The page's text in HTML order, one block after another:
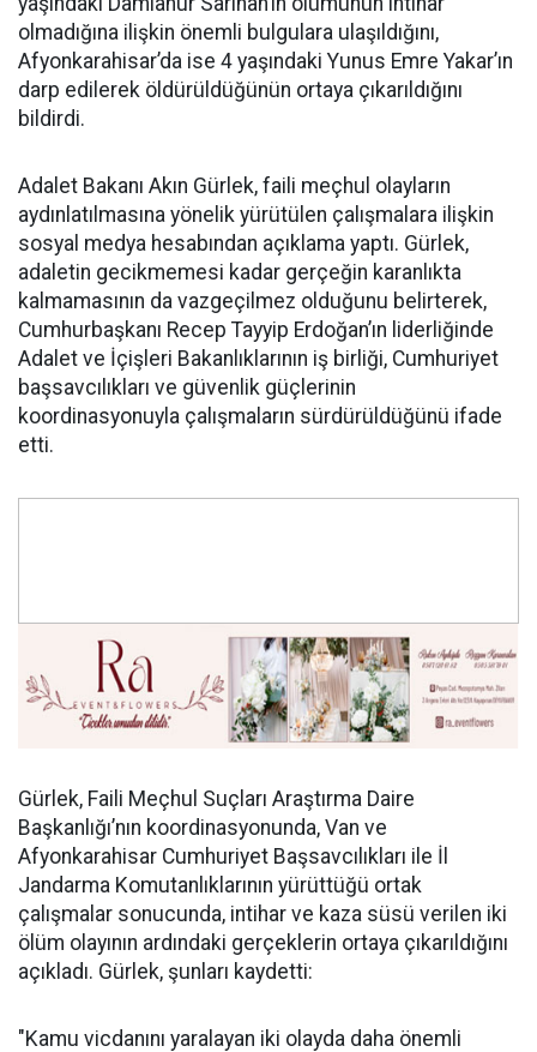
olmadığına ilişkin önemli bulgulara ulaşıldığını,
Afyonkarahisar’da ise 4 yaşındaki Yunus Emre Yakar’ın
darp edilerek öldürüldüğünün ortaya çıkarıldığını
bildirdi.
Adalet Bakanı Akın Gürlek, faili meçhul olayların
aydınlatılmasına yönelik yürütülen çalışmalara ilişkin
sosyal medya hesabından açıklama yaptı. Gürlek,
adaletin gecikmemesi kadar gerçeğin karanlıkta
kalmamasının da vazgeçilmez olduğunu belirterek,
Cumhurbaşkanı Recep Tayyip Erdoğan’ın liderliğinde
Adalet ve İçişleri Bakanlıklarının iş birliği, Cumhuriyet
başsavcılıkları ve güvenlik güçlerinin
koordinasyonuyla çalışmaların sürdürüldüğünü ifade
etti.
Gürlek, Faili Meçhul Suçları Araştırma Daire
Başkanlığı’nın koordinasyonunda, Van ve
Afyonkarahisar Cumhuriyet Başsavcılıkları ile İl
Jandarma Komutanlıklarının yürüttüğü ortak
çalışmalar sonucunda, intihar ve kaza süsü verilen iki
ölüm olayının ardındaki gerçeklerin ortaya çıkarıldığını
açıkladı. Gürlek, şunları kaydetti:
"Kamu vicdanını yaralayan iki olayda daha önemli